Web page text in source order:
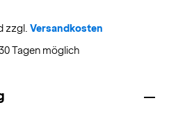
zzgl. Versandkosten
Tagen möglich